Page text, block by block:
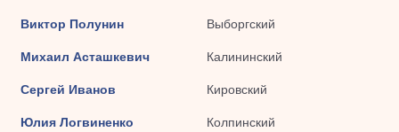
Виктор Полунин Выборгский
Михаил Асташкевич Калининский
Сергей Иванов Кировский
Юлия Логвиненко Колпинский